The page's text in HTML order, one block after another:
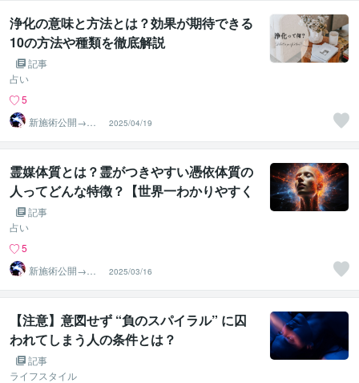
浄化の意味と方法とは？効果が期待できる
10の方法や種類を徹底解説
記事
占い
5
新施術公開→≪
相手意識強制変
化≫◆星桜龍
2025/04/19
霊媒体質とは？霊がつきやすい憑依体質の
人ってどんな特徴？【世界一わかりやすく
徹底解説】
記事
占い
5
新施術公開→≪
相手意識強制変
化≫◆星桜龍
2025/03/16
【注意】意図せず “負のスパイラル” に囚
われてしまう人の条件とは？
記事
ライフスタイル